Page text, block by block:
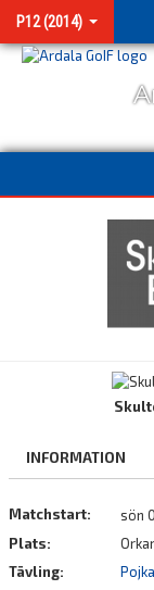
P12 (2014)
KONTAKT
INFORMATION
Matchstart:
sön
Plats:
Tävling: